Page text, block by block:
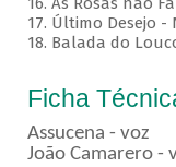
17. Último Desejo -
18. Balada do
Ficha
Assucena - voz
João Camarero -